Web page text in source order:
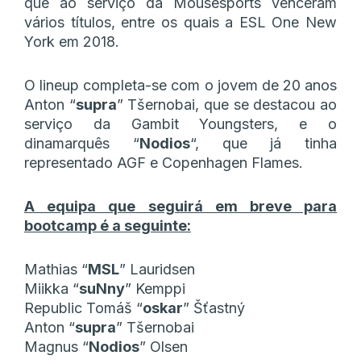
vários títulos, entre os quais a ESL One New
York em 2018.
O lineup completa-se com o jovem de 20 anos
Anton “supra” Tšernobai, que se destacou ao
serviço da Gambit Youngsters, e o
dinamarquês “Nodios“, que já tinha
representado AGF e Copenhagen Flames.
A equipa que seguirá em breve para
bootcamp é a seguinte:
Mathias “⁠MSL⁠” Lauridsen
Miikka “⁠suNny⁠” Kemppi
Republic Tomáš “⁠oskar⁠” Šťastný
Anton “⁠supra⁠” Tšernobai
Magnus “⁠Nodios⁠” Olsen